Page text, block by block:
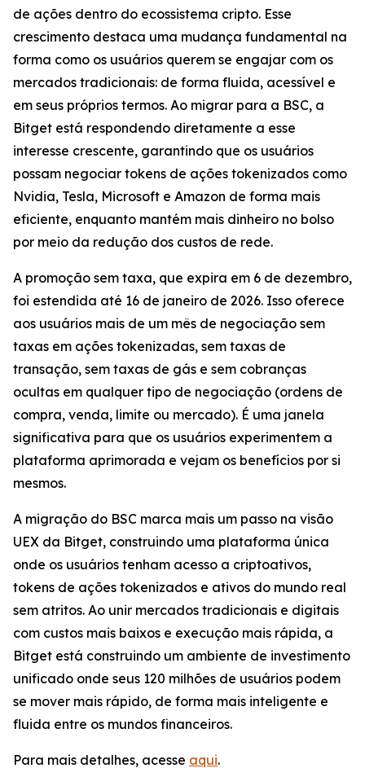
de ações dentro do ecossistema cripto. Esse
crescimento destaca uma mudança fundamental na
forma como os usuários querem se engajar com os
mercados tradicionais: de forma fluida, acessível e
em seus próprios termos. Ao migrar para a BSC, a
Bitget está respondendo diretamente a esse
interesse crescente, garantindo que os usuários
possam negociar tokens de ações tokenizados como
Nvidia, Tesla, Microsoft e Amazon de forma mais
eficiente, enquanto mantém mais dinheiro no bolso
por meio da redução dos custos de rede.
A promoção sem taxa, que expira em 6 de dezembro,
foi estendida até 16 de janeiro de 2026. Isso oferece
aos usuários mais de um mês de negociação sem
taxas em ações tokenizadas, sem taxas de
transação, sem taxas de gás e sem cobranças
ocultas em qualquer tipo de negociação (ordens de
compra, venda, limite ou mercado). É uma janela
significativa para que os usuários experimentem a
plataforma aprimorada e vejam os benefícios por si
mesmos.
A migração do BSC marca mais um passo na visão
UEX da Bitget, construindo uma plataforma única
onde os usuários tenham acesso a criptoativos,
tokens de ações tokenizados e ativos do mundo real
sem atritos. Ao unir mercados tradicionais e digitais
com custos mais baixos e execução mais rápida, a
Bitget está construindo um ambiente de investimento
unificado onde seus 120 milhões de usuários podem
se mover mais rápido, de forma mais inteligente e
fluida entre os mundos financeiros.
Para mais detalhes, acesse aqui.